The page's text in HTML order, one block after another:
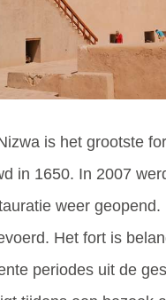
is het grootste
in 1650. In 2007
weer
Het fort is
periodes uit de